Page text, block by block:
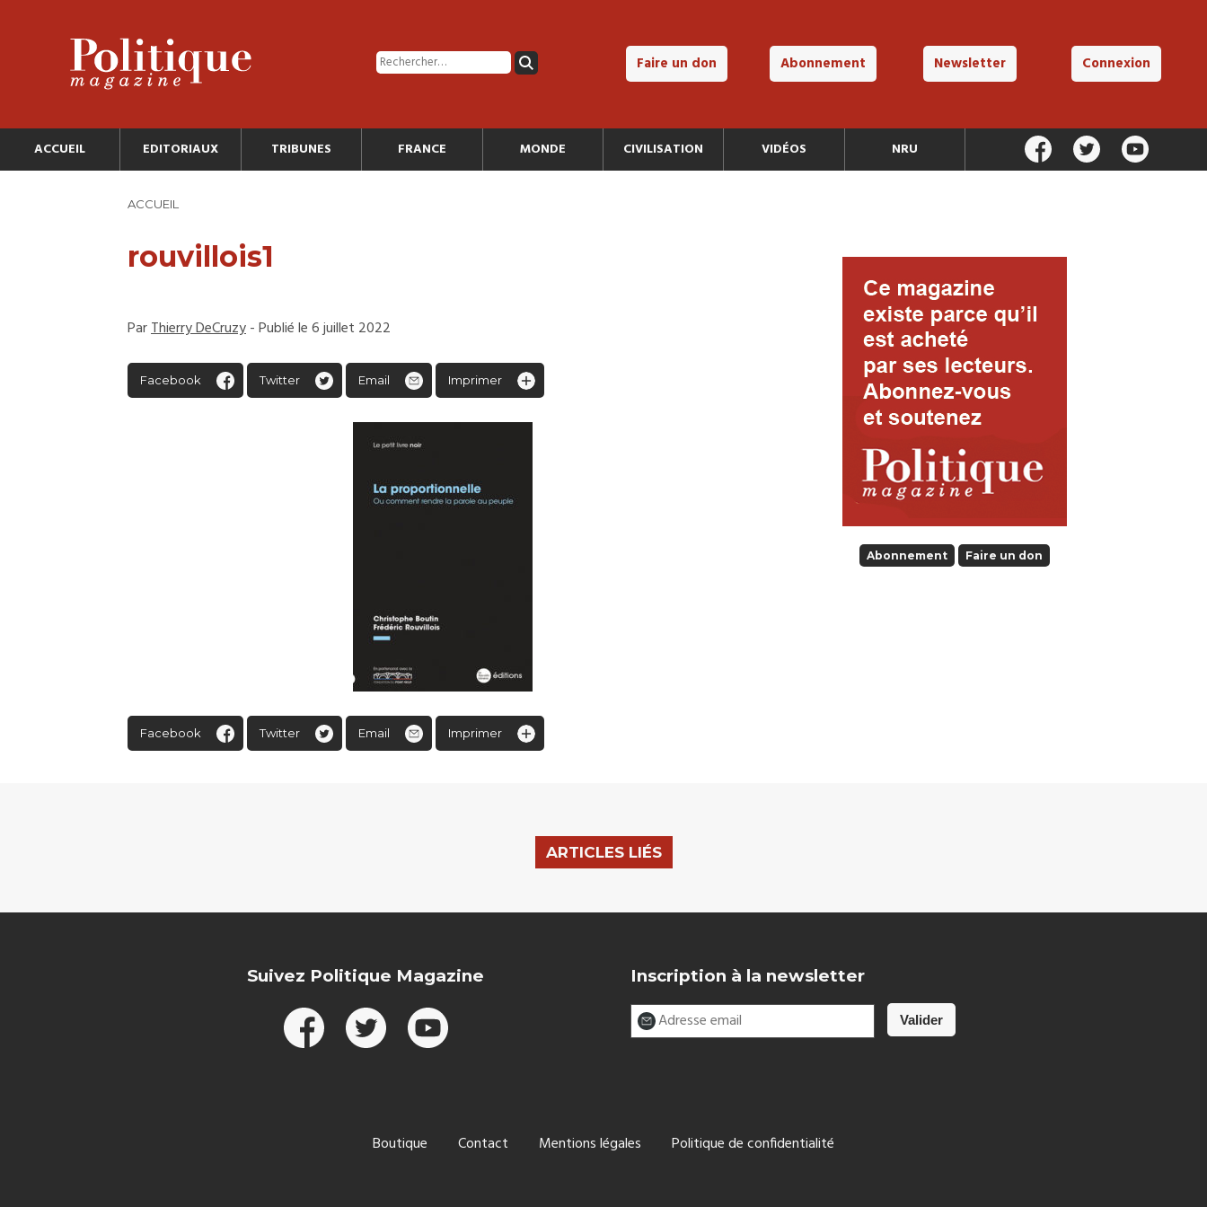
Faire un don Abonnement Newsletter Connexion
ACCUEIL EDITORIAUX TRIBUNES FRANCE MONDE CIVILISATION VIDÉOS NRU
ACCUEIL
rouvillois1
ParThierry DeCruzy- Publié le 6 juillet 2022
Facebook Twitter Email Imprimer
Facebook Twitter Email Imprimer
Abonnement Faire un don
ARTICLES LIÉS
Suivez Politique Magazine Inscription à la newsletter
Boutique Contact Mentions légales Politique de confidentialité